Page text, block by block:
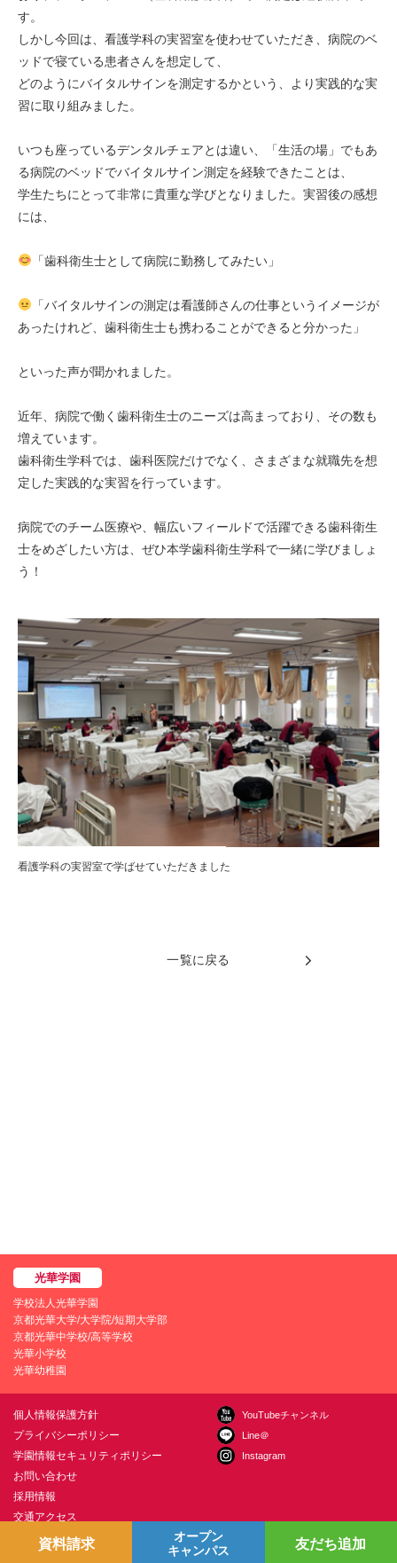
す。
しかし今回は、看護学科の実習室を使わせていただき、病院のベ
ッドで寝ている患者さんを想定して、
どのようにバイタルサインを測定するかという、より実践的な実
習に取り組みました。
いつも座っているデンタルチェアとは違い、「生活の場」でもあ
る病院のベッドでバイタルサイン測定を経験できたことは、
学生たちにとって非常に貴重な学びとなりました。実習後の感想
には、
「歯科衛生士として病院に勤務してみたい」
「バイタルサインの測定は看護師さんの仕事というイメージが
あったけれど、歯科衛生士も携わることができると分かった」
といった声が聞かれました。
近年、病院で働く歯科衛生士のニーズは高まっており、その数も
増えています。
歯科衛生学科では、歯科医院だけでなく、さまざまな就職先を想
定した実践的な実習を行っています。
病院でのチーム医療や、幅広いフィールドで活躍できる歯科衛生
士をめざしたい方は、ぜひ本学歯科衛生学科で一緒に学びましょ
う！
看護学科の実習室で学ばせていただきました
一覧に戻る
学校法人光華学園
京都光華大学/大学院/短期大学部
京都光華中学校/高等学校
光華小学校
光華幼稚園
個人情報保護方針
プライバシーポリシー
学園情報セキュリティポリシー
お問い合わせ
採用情報
交通アクセス
YouTubeチャンネル
Line＠
Instagram
資料請求
オープン
キャンパス
友だち追加